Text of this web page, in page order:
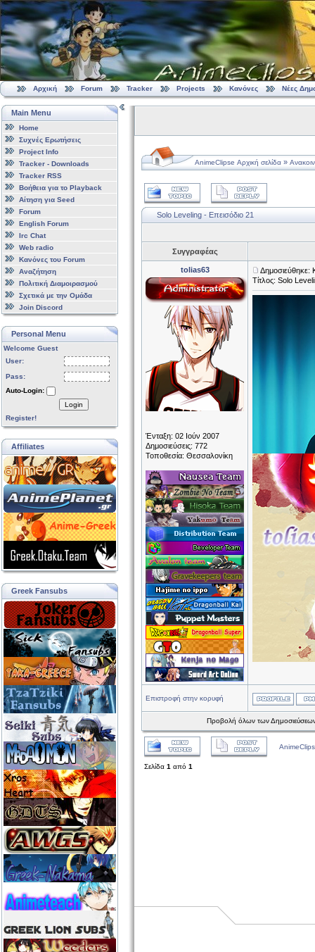
Αρχική Forum Tracker Projects Κανόνες Νέες
Main Menu
Home
Συχνές Ερωτήσεις
Project Info
Tracker - Downloads
Tracker RSS
Βοήθεια για το Playback
Αίτηση για Seed
Forum
English Forum
Irc Chat
Web radio
Κανόνες του Forum
Αναζήτηση
Πολιτική Διαμοιρασμού
Σχετικά με την Ομάδα
Join Discord
Personal Menu
Welcome Guest
User:
Pass:
Auto-Login:
Login
Register!
Affiliates
Greek Fansubs
AnimeClipse Αρχική σελίδα »
Solo Leveling - Επεισόδιο 21
Συγγραφέας
tolias63
Ένταξη: 02 Ιούν 2007
Δημοσιεύσεις: 772
Τοποθεσία: Θεσσαλονίκη
Τίτλος: Solo
Επιστροφή στην κορυφή
Προβολή όλων των
Σελίδα 1 από 1